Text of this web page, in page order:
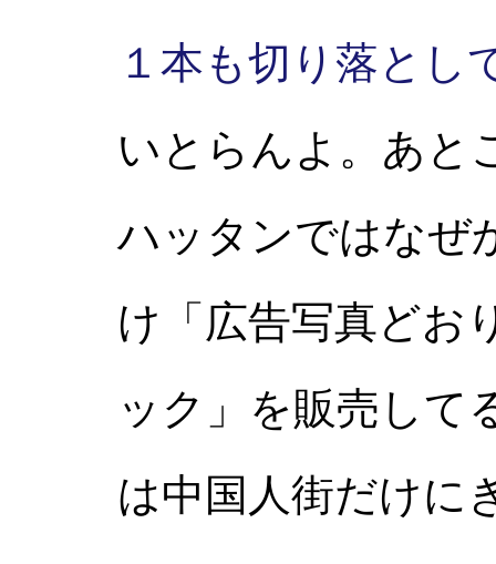
１本も切り落とし
いとらんよ。あと
ハッタンではなぜ
け「広告写真どお
ック」を販売して
は中国人街だけに